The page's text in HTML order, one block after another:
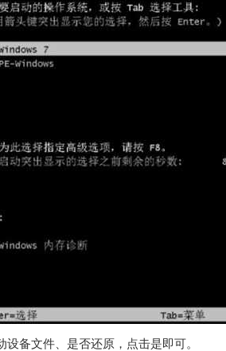
设备文件、是否还原，点击是即可。